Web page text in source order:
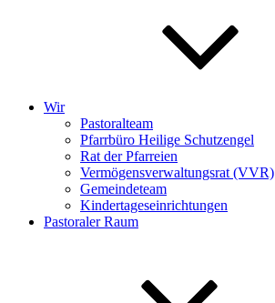
Wir
Pastoralteam
Pfarrbüro Heilige Schutzengel
Rat der Pfarreien
Vermögensverwaltungsrat (VVR)
Gemeindeteam
Kindertageseinrichtungen
Pastoraler Raum